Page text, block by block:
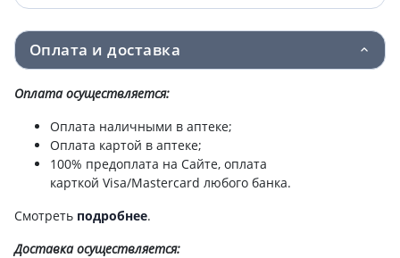
Оплата и доставка
Оплата осуществляется:
Оплата наличными в аптеке;
Оплата картой в аптеке;
100% предоплата на Сайте, оплата
карткой Visa/Mastercard любого банка.
Смотреть подробнее.
Доставкаосуществляется: